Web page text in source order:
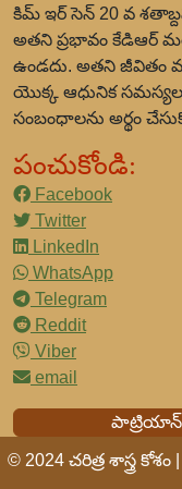
కిమ్ ఇర్ సెన్ 20 వ
అతని ప్రభావం కేడిఆర్
ఉండదు. అతని
యొక్క ఆధునిక
సంబంధాలను అర్థం
పంచుకోండి:
Facebook
Twitter
LinkedIn
WhatsApp
Telegram
Reddit
Viber
email
© 2024 చరిత్ర శాస్త్ర